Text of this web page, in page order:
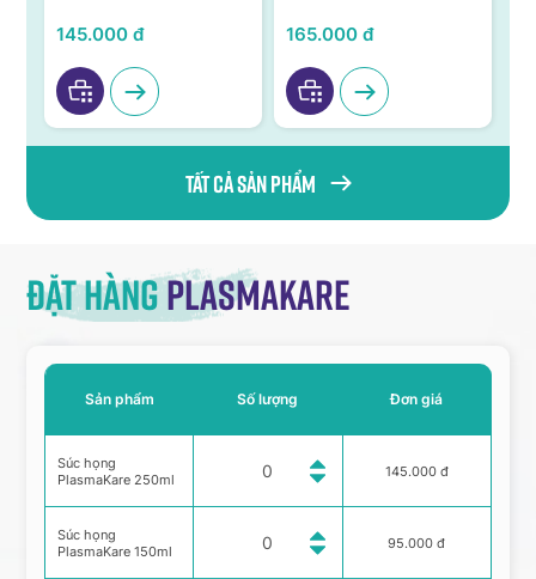
145.000 đ 165.000 đ
Tất cả sản phẩm
Đặt hàngPlasmakare
Sản phẩm
Súc họng
PlasmaKare 250ml
Súc họng
PlasmaKare 150ml
Số lượng Đơn giá
145.000 đ
95.000 đ